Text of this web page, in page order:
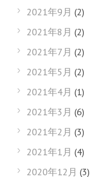
2021年9月 (2)
2021年8月 (2)
2021年7月 (2)
2021年5月 (2)
2021年4月 (1)
2021年3月 (6)
2021年2月 (3)
2021年1月 (4)
2020年12月 (3)